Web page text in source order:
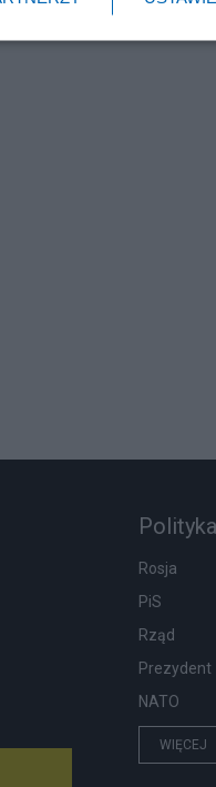
Polityka
Rosja
PiS
Rząd
Prezydent
NATO
WIĘCEJ